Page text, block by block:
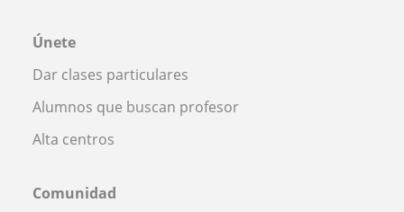
Únete
Dar clases particulares
Alumnos que buscan profesor
Alta centros
Comunidad